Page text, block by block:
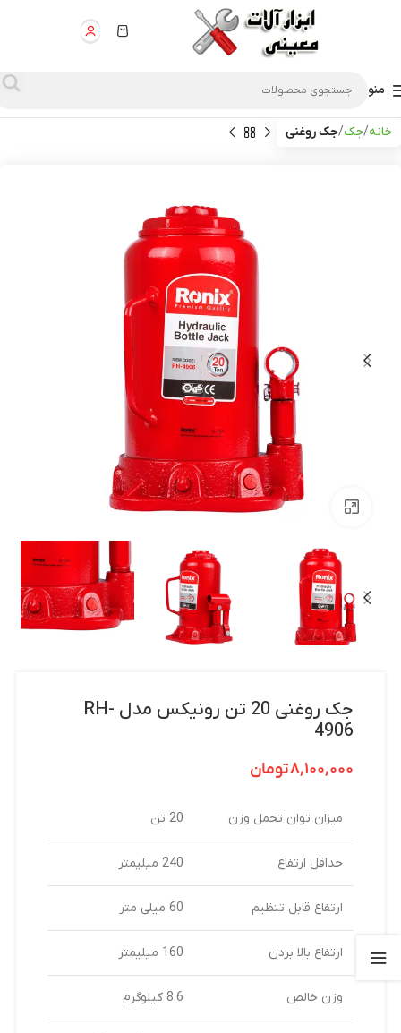
منو
خانه جک جک روغنی
بزرگنمایی تصویر
جک روغنی 20 تن رونیکس مدل RH-
4906
۸,۱۰۰,۰۰۰تومان
میزان توان تحمل وزن 20 تن
حداقل ارتفاع 240 میلیمتر
ارتفاع قابل تنظیم 60 میلی متر
ارتفاع بالا بردن 160 میلیمتر
وزن خالص 8.6 کیلوگرم